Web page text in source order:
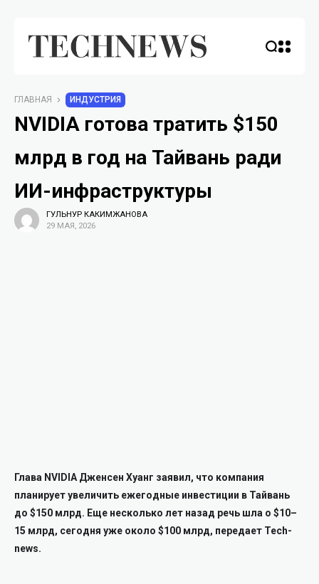
ГЛАВНАЯ ИНДУСТРИЯ
NVIDIA готова тратить $150
млрд в год на Тайвань ради
ИИ-инфраструктуры
ГУЛЬНУР КАКИМЖАНОВА
29 МАЯ, 2026
Глава NVIDIA Дженсен Хуанг заявил, что компания
планирует увеличить ежегодные инвестиции в Тайвань
до $150 млрд. Еще несколько лет назад речь шла о $10–
15 млрд, сегодня уже около $100 млрд, передает Tech-
news.